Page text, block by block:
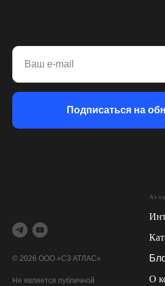
Ваш e-mail
Подписаться на
© 2026 ООО «СЗ АТЛАС»
Не является публичной
О